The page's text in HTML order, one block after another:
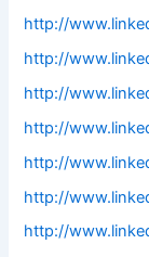
http://
http://
http://
http://
http://
http://
http://